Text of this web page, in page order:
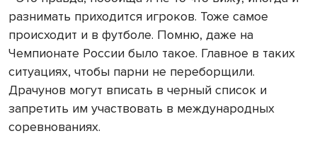
разнимать приходится игроков. Тоже самое
происходит и в футболе. Помню, даже на
Чемпионате России было такое. Главное в таких
ситуациях, чтобы парни не переборщили.
Драчунов могут вписать в черный список и
запретить им участвовать в международных
соревнованиях.